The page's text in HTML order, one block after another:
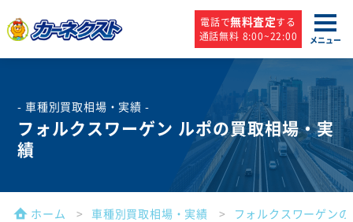
電話で無料査定する
通話無料 8:00~22:00
メニュー
- 車種別買取相場・実績 -
フォルクスワーゲン ルポの買取相場・実
績
ホーム 車種別買取相場・実績 フォルクスワーゲン